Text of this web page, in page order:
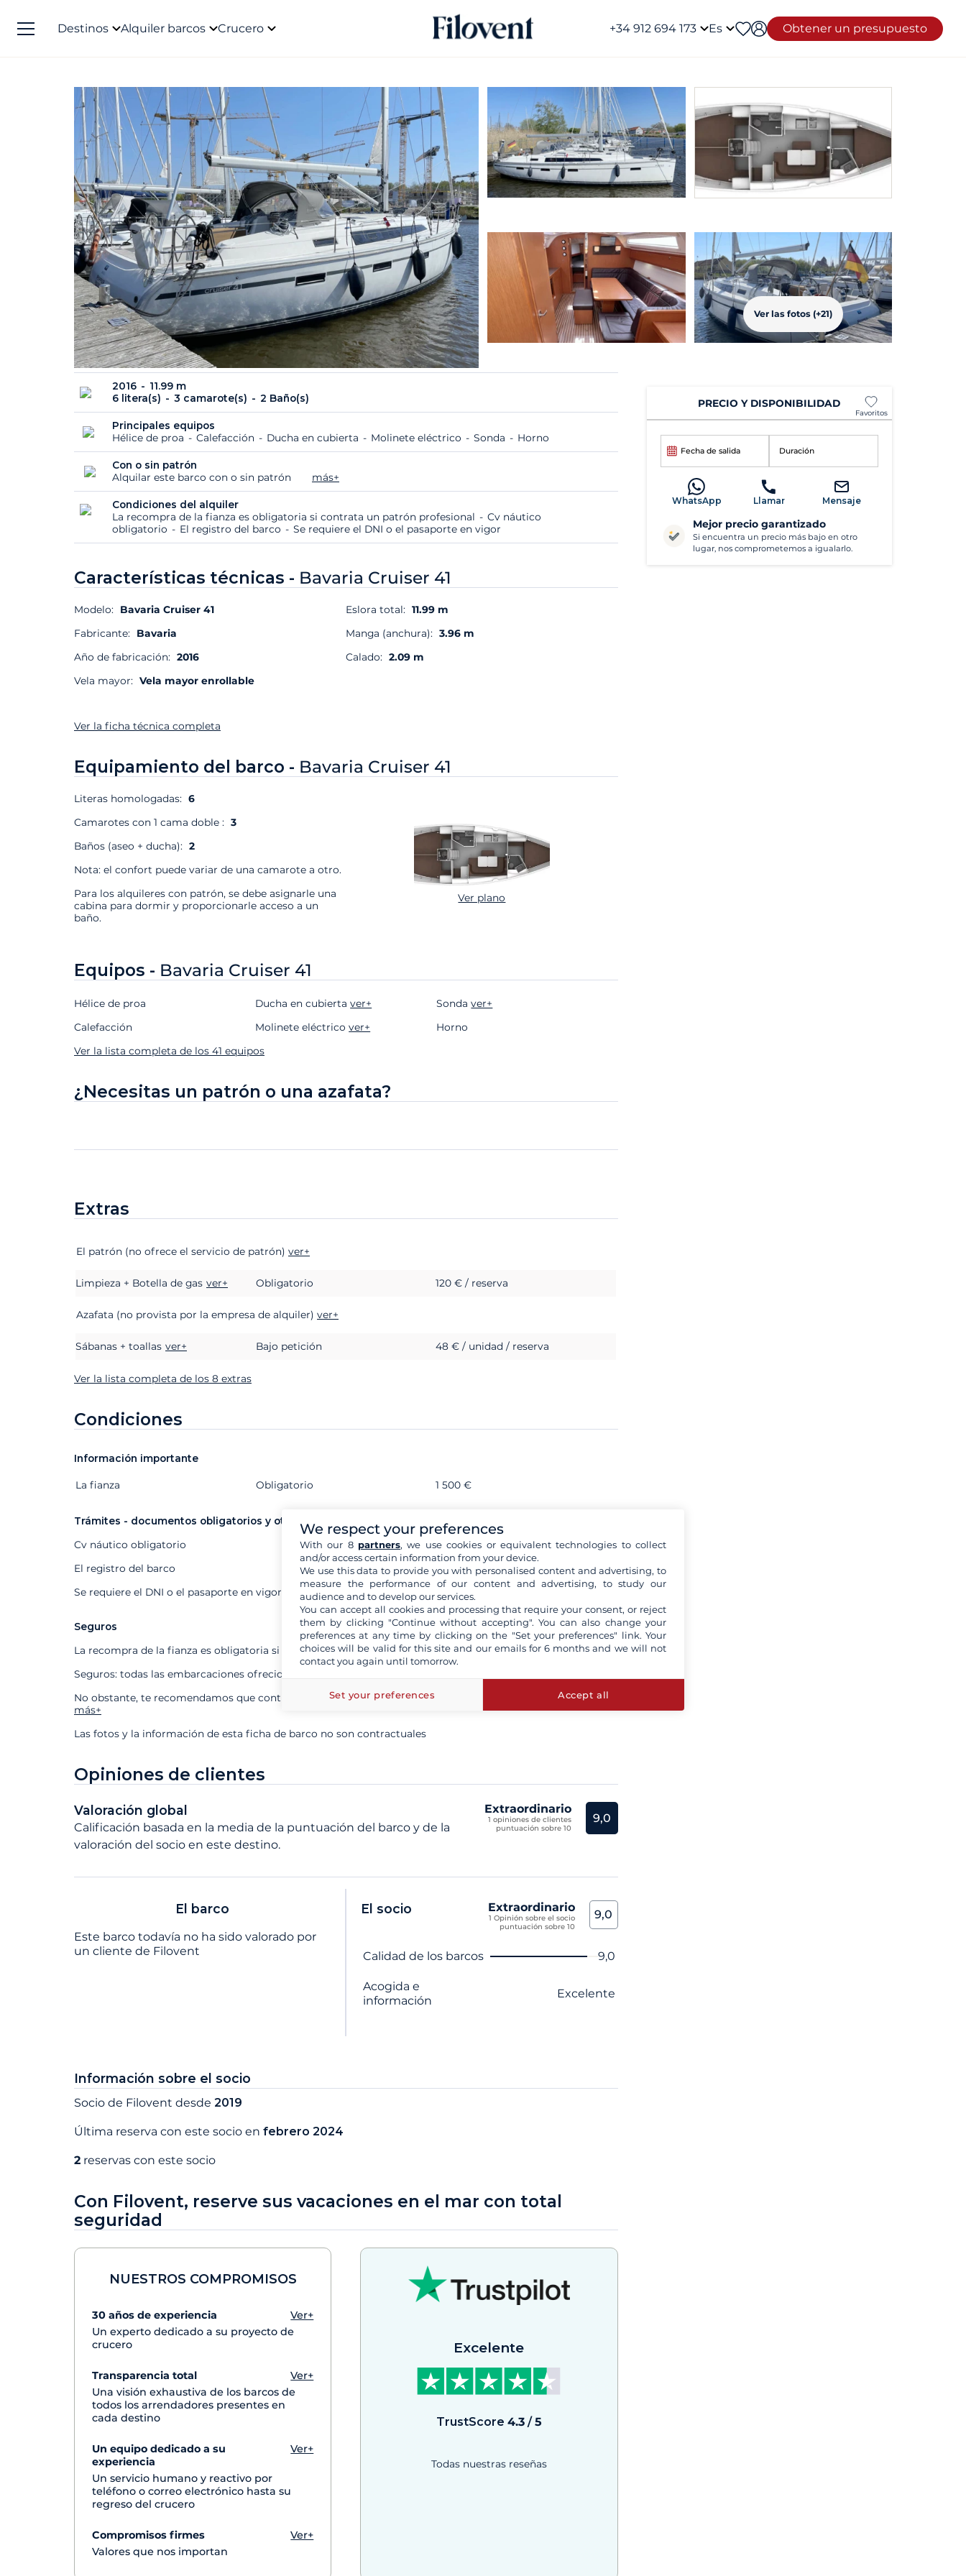
Destinos Alquiler barcos Crucero +34 912 694 173 Es Obtener un presupuesto
Ver las fotos (+21)
2016
11.99 m
6 litera(s)
3 camarote(s) 2 Baño(s)
Principales equipos
Hélice de proa
Calefacción Ducha en cubierta Molinete eléctrico Sonda Horno
Con o sin patrón
Alquilar este barco con o sin patrón
más+
Condiciones del alquiler
La recompra de la fianza es obligatoria si contrata un patrón profesional
Cv náutico
obligatorio
El registro del barco Se requiere el DNI o el pasaporte en vigor
Características técnicas - Bavaria Cruiser 41
Modelo: Bavaria Cruiser 41
Fabricante: Bavaria
Año de fabricación: 2016
Vela mayor: Vela mayor enrollable
Eslora total: 11.99 m
Manga (anchura): 3.96 m
Calado: 2.09 m
Ver la ficha técnica completa
Equipamiento del barco - Bavaria Cruiser 41
Literas homologadas: 6
Camarotes con 1 cama doble : 3
Baños (aseo + ducha): 2
Nota: el confort puede variar de una camarote a otro.
Para los alquileres con patrón, se debe asignarle una
cabina para dormir y proporcionarle acceso a un
baño.
Ver plano
Equipos - Bavaria Cruiser 41
Hélice de proa
Calefacción
Ducha en cubiertaver+
Molinete eléctricover+
Sondaver+
Horno
Ver la lista completa de los 41 equipos
¿Necesitas un patrón o una azafata?
Extras
Extras Estado Precio
El patrón (no ofrece el servicio de patrón) ver+
Limpieza + Botella de gas ver+ Obligatorio 120 € / reserva
Azafata (no provista por la empresa de alquiler) ver+
Sábanas + toallas ver+ Bajo petición 48 € / unidad / reserva
Ver la lista completa de los 8 extras
Condiciones
Información importante
Extras Estado
La fianza Obligatorio 1 500 €
Trámites - documentos obligatorios y otros
Cv náutico obligatorio
El registro del barco
Se requiere el DNI o el pasaporte en vigor
Seguros
La recompra de la fianza es obligatoria si contrata un patrón profesional
Seguros: todas las embarcaciones ofrecidas están aseguradas a todo riesgo
No obstante, te recomendamos que contrates nuestro seguro de Cancelación y/o de devolución de la fianza
más+
Las fotos y la información de esta ficha de barco no son contractuales
Opiniones de clientes
Valoración global
Calificación basada en la media de la puntuación del barco y de la
valoración del socio en este destino.
Extraordinario
1 opiniones de clientes
puntuación sobre 10
9,0
El barco
Este barco todavía no ha sido valorado por
un cliente de Filovent
El socio Extraordinario
1 Opinión sobre el socio
puntuación sobre 10
9,0
Nombre del criterio Nota
Calidad de los barcos 9,0
Acogida e
información
Excelente
Información sobre el socio
Socio de Filovent desde 2019
Última reserva con este socio en febrero 2024
2 reservas con este socio
Con Filovent, reserve sus vacaciones en el mar con total
seguridad
NUESTROS COMPROMISOS
30 años de experiencia
Ver+
Un experto dedicado a su proyecto de
crucero
Transparencia total
Ver+
Una visión exhaustiva de los barcos de
todos los arrendadores presentes en
cada destino
Un equipo dedicado a su
experiencia
Ver+
Un servicio humano y reactivo por
teléfono o correo electrónico hasta su
regreso del crucero
Compromisos firmes
Ver+
Valores que nos importan
Excelente
TrustScore 4.3/5
Todas nuestras reseñas
PRECIO Y DISPONIBILIDAD
Favoritos
Fecha de salida Duración
WhatsApp Llamar Mensaje
Mejor precio garantizado
Si encuentra un precio más bajo en otro
lugar, nos comprometemos a igualarlo.
We respect your preferences
With our 8 partners, we use cookies or equivalent technologies to collect
and/or access certain information from your device.
We use this data to provide you with personalised content and advertising, to
measure the performance of our content and advertising, to study our
audience and to develop our services.
You can accept all cookies and processing that require your consent, or reject
them by clicking "Continue without accepting". You can also change your
preferences at any time by clicking on the "Set your preferences" link. Your
choices will be valid for this site and our emails for 6 months and we will not
contact you again until tomorrow.
Set your preferences Accept all